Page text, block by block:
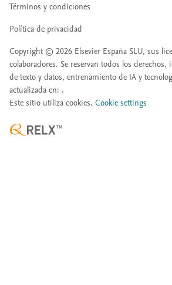
Términos y condiciones
Política de privacidad
Copyright © 2026 Elsevier España SLU, sus
colaboradores. Se reservan todos los
de texto y datos, entrenamiento de IA y
actualizada en: .
Este sitio utiliza cookies. Cookie settings